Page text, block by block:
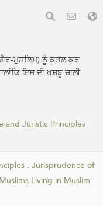
ਮੁਸਲਿਮ) ਨੂੰ ਕਤਲ ਕਰ
ਇਸ ਦੀ ਖੁਸ਼ਬੂ ਚਾਲੀ
and Juristic Principles
. Jurisprudence of
Living in Muslim